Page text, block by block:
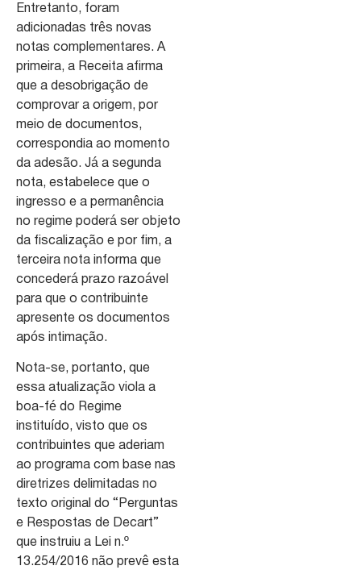
Entretanto, foram
adicionadas três novas
notas complementares. A
primeira, a Receita afirma
que a desobrigação de
comprovar a origem, por
meio de documentos,
correspondia ao momento
da adesão. Já a segunda
nota, estabelece que o
ingresso e a permanência
no regime poderá ser objeto
da fiscalização e por fim, a
terceira nota informa que
concederá prazo razoável
para que o contribuinte
apresente os documentos
após intimação.
Nota-se, portanto, que
essa atualização viola a
boa-fé do Regime
instituído, visto que os
contribuintes que aderiam
ao programa com base nas
diretrizes delimitadas no
texto original do “Perguntas
e Respostas de Decart”
que instruiu a Lei n.º
13.254/2016 não prevê esta